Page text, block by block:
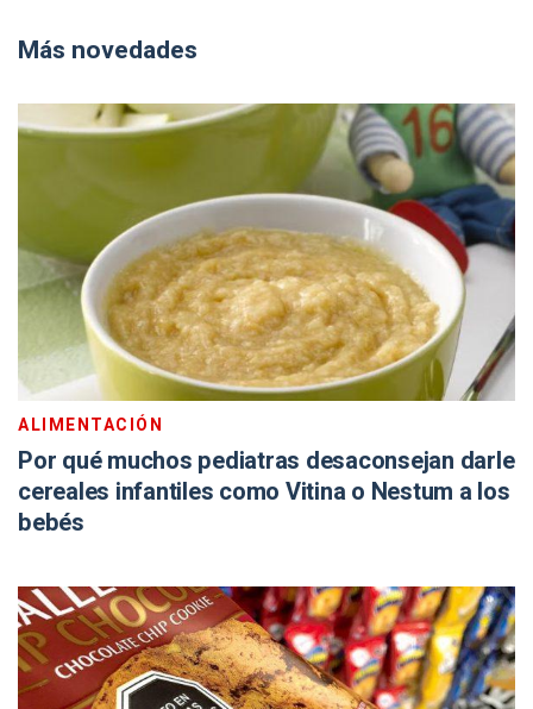
Más novedades
ALIMENTACIÓN
Por qué muchos pediatras desaconsejan darle
cereales infantiles como Vitina o Nestum a los
bebés